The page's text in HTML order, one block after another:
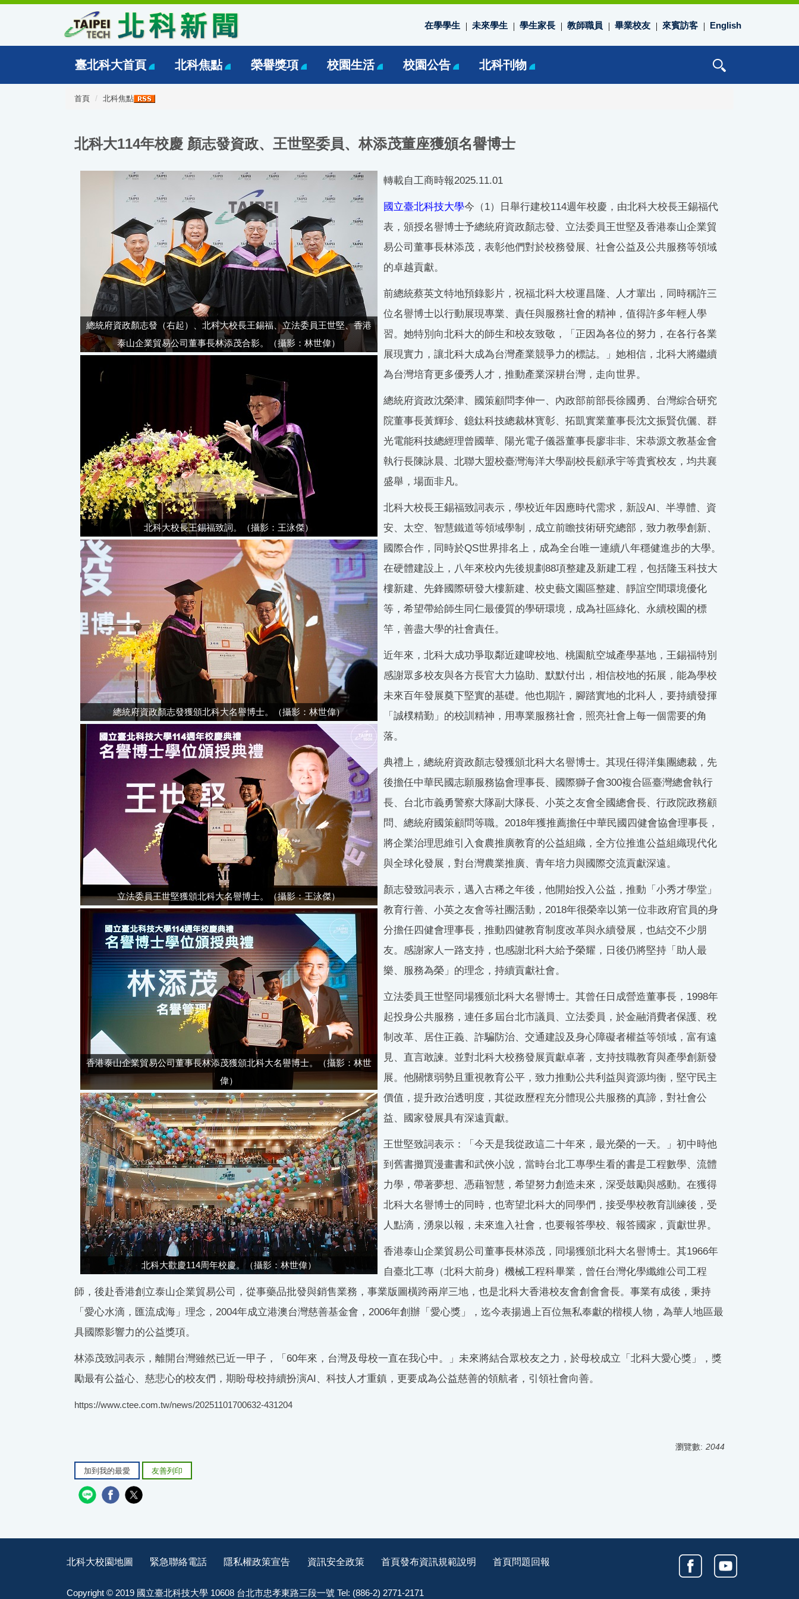
要
臺北科大首頁 北科焦點 榮譽獎項 校園生活 校園公告 北科刊物
在學學生 未來學生 學生家長 教師職員 畢業校友 來賓訪客 English
首頁 北科焦點
北科大114年校慶 顏志發資政、王世堅委員、林添茂董座獲頒名譽博士
總統府資政顏志發（右起）、北科大校長王錫福、立法委員王世堅、香港
泰山企業貿易公司董事長林添茂合影。（攝影：林世偉）
北科大校長王錫福致詞。（攝影：王泳傑）
總統府資政顏志發獲頒北科大名譽博士。（攝影：林世偉）
立法委員王世堅獲頒北科大名譽博士。（攝影：王泳傑）
香港泰山企業貿易公司董事長林添茂獲頒北科大名譽博士。（攝影：林世
偉）
北科大歡慶114周年校慶。（攝影：林世偉）
轉載自工商時報2025.11.01
國立臺北科技大學今（1）日舉行建校114週年校慶，由北科大校長王錫福代
表，頒授名譽博士予總統府資政顏志發、立法委員王世堅及香港泰山企業貿
易公司董事長林添茂，表彰他們對於校務發展、社會公益及公共服務等領域
的卓越貢獻。
前總統蔡英文特地預錄影片，祝福北科大校運昌隆、人才輩出，同時稱許三
位名譽博士以行動展現專業、責任與服務社會的精神，值得許多年輕人學
習。她特別向北科大的師生和校友致敬，「正因為各位的努力，在各行各業
展現實力，讓北科大成為台灣產業競爭力的標誌。」她相信，北科大將繼續
為台灣培育更多優秀人才，推動產業深耕台灣，走向世界。
總統府資政沈榮津、國策顧問李伸一、內政部前部長徐國勇、台灣綜合研究
院董事長黃輝珍、鐿鈦科技總裁林寳彰、拓凱實業董事長沈文振賢伉儷、群
光電能科技總經理曾國華、陽光電子儀器董事長廖非非、宋恭源文教基金會
執行長陳詠晨、北聯大盟校臺灣海洋大學副校長顧承宇等貴賓校友，均共襄
盛舉，場面非凡。
北科大校長王錫福致詞表示，學校近年因應時代需求，新設AI、半導體、資
安、太空、智慧鐵道等領域學制，成立前瞻技術研究總部，致力教學創新、
國際合作，同時於QS世界排名上，成為全台唯一連續八年穩健進步的大學。
在硬體建設上，八年來校內先後規劃88項整建及新建工程，包括隆玉科技大
樓新建、先鋒國際研發大樓新建、校史藝文園區整建、靜誼空間環境優化
等，希望帶給師生同仁最優質的學研環境，成為社區綠化、永續校園的標
竿，善盡大學的社會責任。
近年來，北科大成功爭取鄰近建啤校地、桃園航空城產學基地，王錫福特別
感謝眾多校友與各方長官大力協助、默默付出，相信校地的拓展，能為學校
未來百年發展奠下堅實的基礎。他也期許，腳踏實地的北科人，要持續發揮
「誠樸精勤」的校訓精神，用專業服務社會，照亮社會上每一個需要的角
落。
典禮上，總統府資政顏志發獲頒北科大名譽博士。其現任得洋集團總裁，先
後擔任中華民國志願服務協會理事長、國際獅子會300複合區臺灣總會執行
長、台北市義勇警察大隊副大隊長、小英之友會全國總會長、行政院政務顧
問、總統府國策顧問等職。2018年獲推薦擔任中華民國四健會協會理事長，
將企業治理思維引入食農推廣教育的公益組織，全方位推進公益組織現代化
與全球化發展，對台灣農業推廣、青年培力與國際交流貢獻深遠。
顏志發致詞表示，邁入古稀之年後，他開始投入公益，推動「小秀才學堂」
教育行善、小英之友會等社團活動，2018年很榮幸以第一位非政府官員的身
分擔任四健會理事長，推動四健教育制度改革與永續發展，也結交不少朋
友。感謝家人一路支持，也感謝北科大給予榮耀，日後仍將堅持「助人最
樂、服務為榮」的理念，持續貢獻社會。
立法委員王世堅同場獲頒北科大名譽博士。其曾任日成營造董事長，1998年
起投身公共服務，連任多屆台北市議員、立法委員，於金融消費者保護、稅
制改革、居住正義、詐騙防治、交通建設及身心障礙者權益等領域，富有遠
見、直言敢諫。並對北科大校務發展貢獻卓著，支持技職教育與產學創新發
展。他關懷弱勢且重視教育公平，致力推動公共利益與資源均衡，堅守民主
價值，提升政治透明度，其從政歷程充分體現公共服務的真諦，對社會公
益、國家發展具有深遠貢獻。
王世堅致詞表示：「今天是我從政這二十年來，最光榮的一天。」初中時他
到舊書攤買漫畫書和武俠小說，當時台北工專學生看的書是工程數學、流體
力學，帶著夢想、憑藉智慧，希望努力創造未來，深受鼓勵與感動。在獲得
北科大名譽博士的同時，也寄望北科大的同學們，接受學校教育訓練後，受
人點滴，湧泉以報，未來進入社會，也要報答學校、報答國家，貢獻世界。
香港泰山企業貿易公司董事長林添茂，同場獲頒北科大名譽博士。其1966年
自臺北工專（北科大前身）機械工程科畢業，曾任台灣化學纖維公司工程
師，後赴香港創立泰山企業貿易公司，從事藥品批發與銷售業務，事業版圖橫跨兩岸三地，也是北科大香港校友會創會會長。事業有成後，秉持
「愛心水滴，匯流成海」理念，2004年成立港澳台灣慈善基金會，2006年創辦「愛心獎」，迄今表揚過上百位無私奉獻的楷模人物，為華人地區最
具國際影響力的公益獎項。
林添茂致詞表示，離開台灣雖然已近一甲子，「60年來，台灣及母校一直在我心中。」未來將結合眾校友之力，於母校成立「北科大愛心獎」，獎
勵最有公益心、慈悲心的校友們，期盼母校持續扮演AI、科技人才重鎮，更要成為公益慈善的領航者，引領社會向善。
https://www.ctee.com.tw/news/20251101700632-431204
瀏覽數: 2044
加到我的最愛 友善列印
北科大校園地圖 緊急聯絡電話 隱私權政策宣告 資訊安全政策 首頁發布資訊規範說明 首頁問題回報
Copyright © 2019 國立臺北科技大學 10608 台北市忠孝東路三段一號 Tel: (886-2) 2771-2171